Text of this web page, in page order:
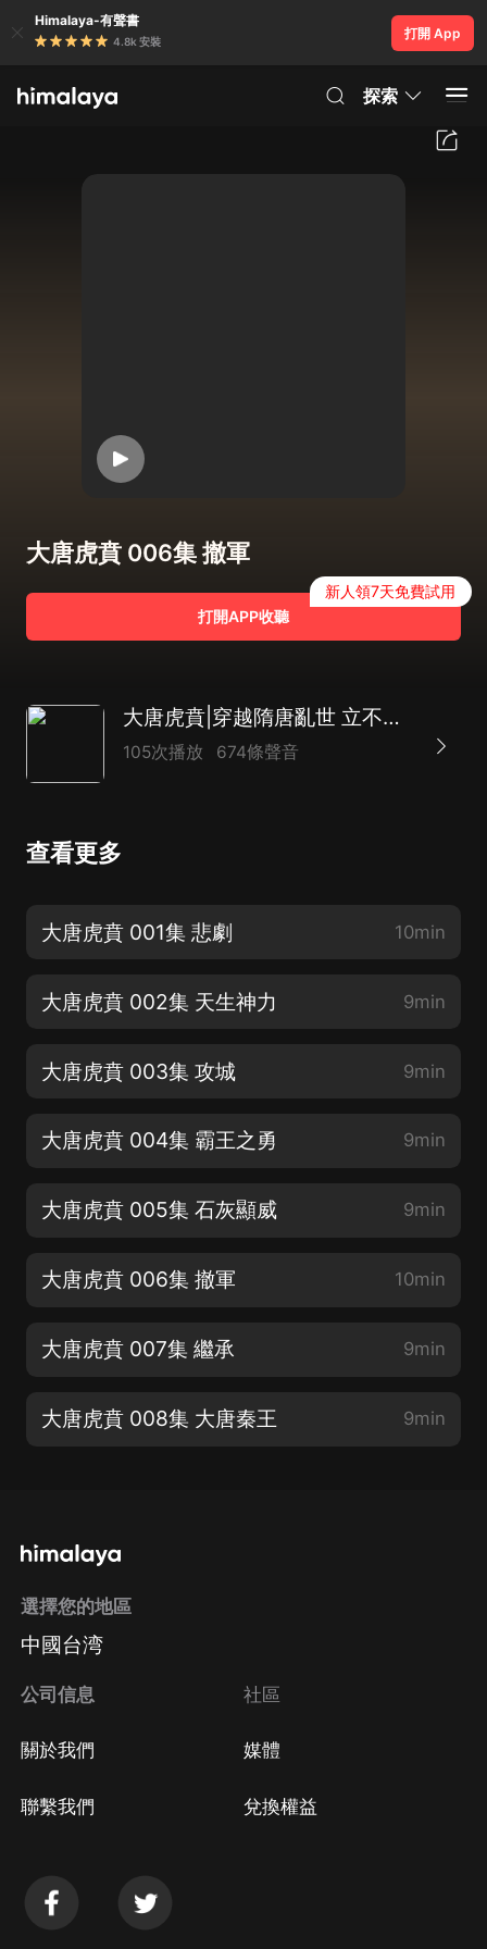
Himalaya-有聲書
4.8k 安裝
打開 App
探索
大唐虎賁 006集 撤軍
打開APP收聽
新人領7天免費試用
大唐虎賁|穿越隋唐亂世 立不世之功|熱血機智|花茶大叔演播
105次播放 674條聲音
查看更多
大唐虎賁 001集 悲劇 10min
大唐虎賁 002集 天生神力 9min
大唐虎賁 003集 攻城 9min
大唐虎賁 004集 霸王之勇 9min
大唐虎賁 005集 石灰顯威 9min
大唐虎賁 006集 撤軍 10min
大唐虎賁 007集 繼承 9min
大唐虎賁 008集 大唐秦王 9min
選擇您的地區
中國台湾
公司信息
關於我們
聯繫我們
社區
媒體
兌換權益